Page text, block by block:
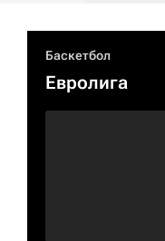
Баскетбол
Евролига